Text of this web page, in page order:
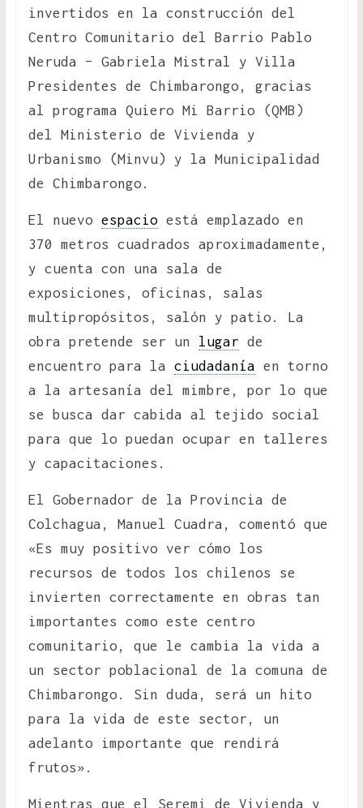
invertidos en la construcción del
Centro Comunitario del Barrio Pablo
Neruda – Gabriela Mistral y Villa
Presidentes de Chimbarongo, gracias
al programa Quiero Mi Barrio (QMB)
del Ministerio de Vivienda y
Urbanismo (Minvu) y la Municipalidad
de Chimbarongo.
El nuevo espacioestá emplazado en
370 metros cuadrados aproximadamente,
y cuenta con una sala de
exposiciones, oficinas, salas
multipropósitos, salón y patio. La
obra pretende ser un lugar de
encuentro para la ciudadanía en torno
a la artesanía del mimbre, por lo que
se busca dar cabida al tejido social
para que lo puedan ocupar en talleres
y capacitaciones.
El Gobernador de la Provincia de
Colchagua, Manuel Cuadra, comentó que
«Es muy positivo ver cómo los
recursos de todos los chilenos se
invierten correctamente en obras tan
importantes como este centro
comunitario, que le cambia la vida a
un sector poblacional de la comuna de
Chimbarongo. Sin duda, será un hito
para la vida de este sector, un
adelanto importante que rendirá
frutos».
Mientras que el Seremi de Vivienda y